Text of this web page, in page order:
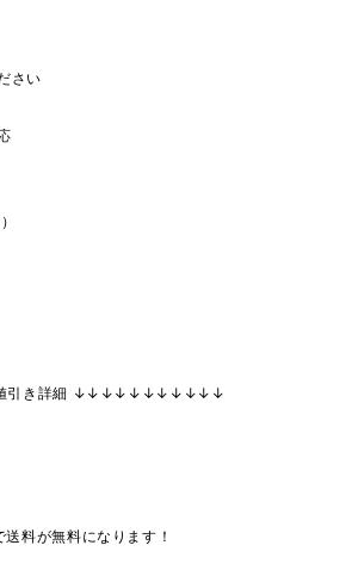
さい
き詳細 ↓↓↓↓↓↓↓↓↓↓↓
料が無料になります！